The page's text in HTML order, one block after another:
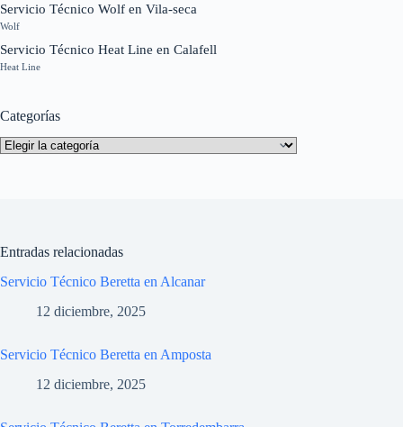
Servicio Técnico Wolf en Vila-seca
Wolf
Servicio Técnico Heat Line en Calafell
Heat Line
Categorías
Categorías
Entradas relacionadas
Servicio Técnico Beretta en Alcanar
12 diciembre, 2025
Servicio Técnico Beretta en Amposta
12 diciembre, 2025